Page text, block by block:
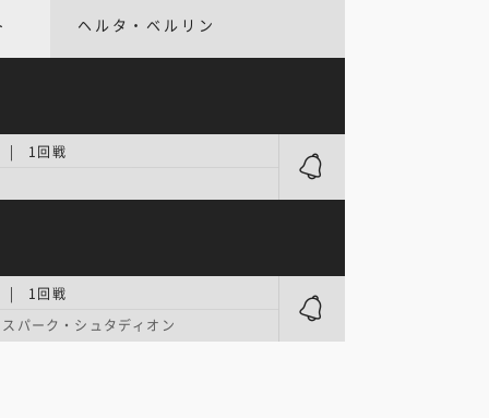
ヘルタ・ベルリン
| 1回戦
| 1回戦
パーク・シュタディオン